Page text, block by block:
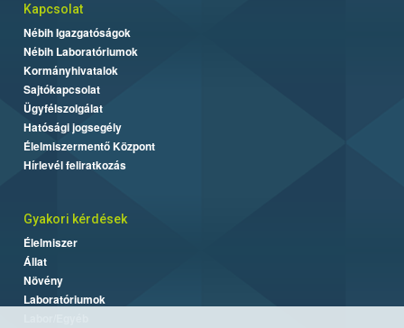
Kapcsolat
Nébih Igazgatóságok
Nébih Laboratóriumok
Kormányhivatalok
Sajtókapcsolat
Ügyfélszolgálat
Hatósági jogsegély
Élelmiszermentő Központ
Hírlevél feliratkozás
Gyakori kérdések
Élelmiszer
Állat
Növény
Laboratóriumok